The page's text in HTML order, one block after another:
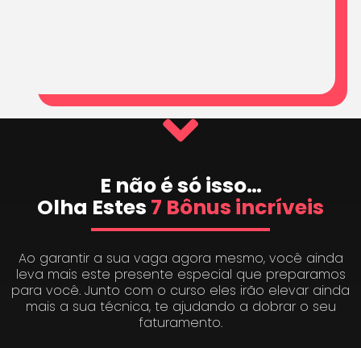
E não é só isso…
Olha Estes 7 Bônus incríveis
Ao garantir a sua vaga agora mesmo, você ainda
leva mais este presente especial que preparamos
para você. Junto com o curso eles irão elevar ainda
mais a sua técnica, te ajudando a dobrar o seu
faturamento.